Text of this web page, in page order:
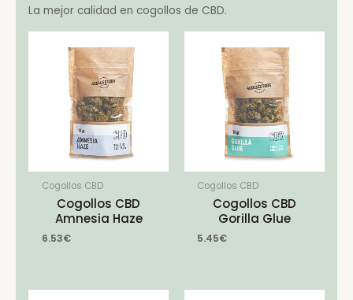
La mejor calidad en cogollos de CBD.
Cogollos CBD
Cogollos CBD
Amnesia Haze
6.53€
Cogollos CBD
Cogollos CBD
Gorilla Glue
5.45€